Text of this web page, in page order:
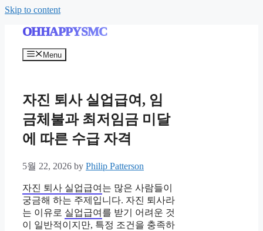
Skip to content
OHHAPPYSMC
Menu
자진 퇴사 실업급여, 임
금체불과 최저임금 미달
에 따른 수급 자격
5월 22, 2026 by Philip Patterson
자진 퇴사 실업급여 는 많은 사람들이
궁금해 하는 주제입니다. 자진 퇴사라
는 이유로 실업급여 를 받기 어려운 것
이 일반적이지만, 특정 조건을 충족하